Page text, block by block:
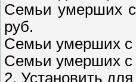
Семьи умерших
руб.
Семьи умерших с
Семьи умерших с
2. Установить